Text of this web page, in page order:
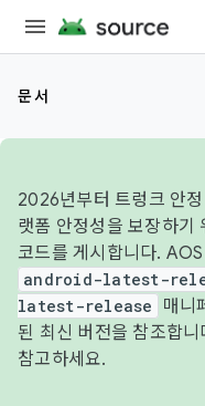
문서
2026년부터 트렁크 안
랫폼 안정성을 보장하기
코드를 게시합니다.
android-latest-
latest-release
매니
된 최신 버전을 참조합
참고하세요.